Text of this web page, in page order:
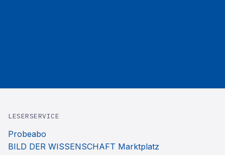
LESERSERVICE
Probeabo
BILD DER WISSENSCHAFT Marktplatz